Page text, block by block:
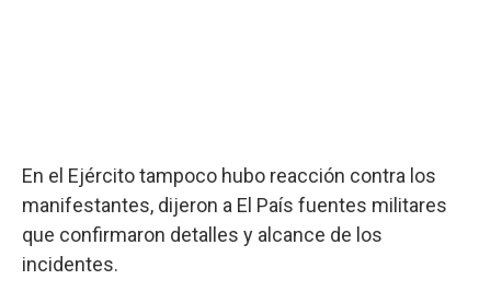
En el Ejército tampoco hubo reacción contra los
manifestantes, dijeron a El País fuentes militares
que confirmaron detalles y alcance de los
incidentes.